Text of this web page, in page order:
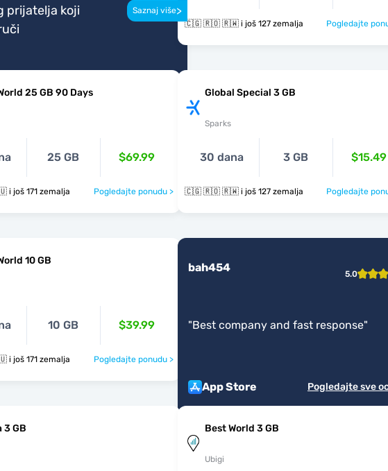
prijatelja koji
Saznaj više>
🇨🇬 🇷🇴 🇷🇼 i još 127 zemalja Pogledajte
25 GB 90 Days
25 GB $69.99
🇨🇬 🇷🇴 🇷🇺 i još 171 zemalja Pogledajte ponudu >
Global Special 3 GB
Sparks
30 dana 3 GB $15.49
🇨🇬 🇷🇴 🇷🇼 i još 127 zemalja Pogledajte
10 GB
10 GB $39.99
🇨🇬 🇷🇴 🇷🇺 i još 171 zemalja Pogledajte ponudu >
bah454 5.0
"Best company and fast response"
App Store Pogledajte sve
GB Best World 3 GB
Ubigi